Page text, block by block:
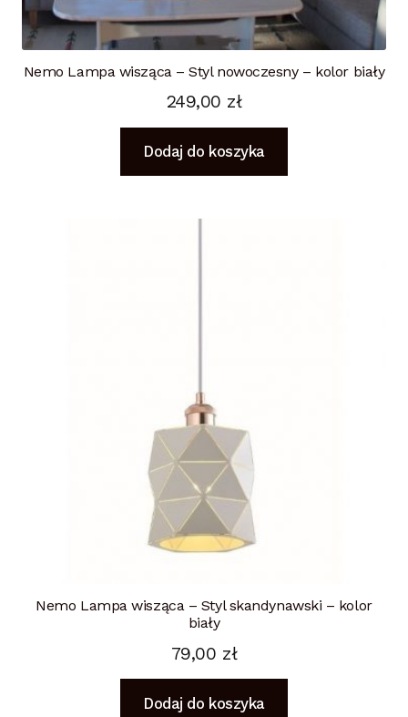
Nemo Lampa wisząca – Styl nowoczesny – kolor biały
249,00 zł
Dodaj do koszyka
Nemo Lampa wisząca – Styl skandynawski – kolor
biały
79,00 zł
Dodaj do koszyka